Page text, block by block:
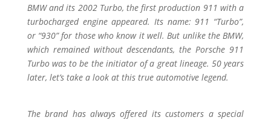
BMW and its 2002 Turbo, the first production 911 with a
turbocharged engine appeared. Its name: 911 “Turbo”,
or “930” for those who know it well. But unlike the BMW,
which remained without descendants, the Porsche 911
Turbo was to be the initiator of a great lineage. 50 years
later, let’s take a look at this true automotive legend.
The brand has always offered its customers a special